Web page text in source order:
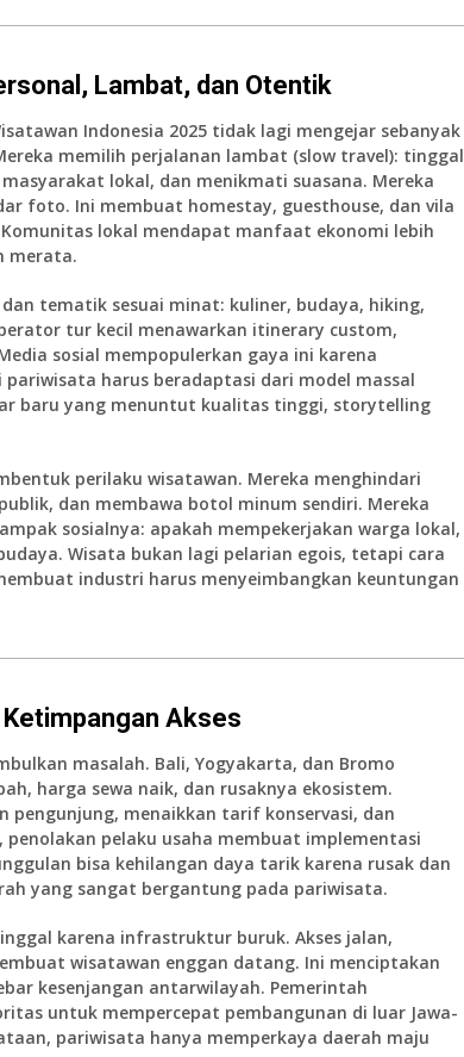
Lambat, dan Otentik
Indonesia 2025 tidak lagi mengejar sebanyak
memilih perjalanan lambat (slow travel): tinggal
lokal, dan menikmati suasana. Mereka
foto. Ini membuat homestay, guesthouse, dan vila
lokal mendapat manfaat ekonomi lebih
merata.
tematik sesuai minat: kuliner, budaya, hiking,
tur kecil menawarkan itinerary custom,
sosial mempopulerkan gaya ini karena
harus beradaptasi dari model massal
baru yang menuntut kualitas tinggi, storytelling
perilaku wisatawan. Mereka menghindari
dan membawa botol minum sendiri. Mereka
sosialnya: apakah mempekerjakan warga lokal,
Wisata bukan lagi pelarian egois, tetapi cara
industri harus menyeimbangkan keuntungan
Akses
masalah. Bali, Yogyakarta, dan Bromo
harga sewa naik, dan rusaknya ekosistem.
menaikkan tarif konservasi, dan
pelaku usaha membuat implementasi
bisa kehilangan daya tarik karena rusak dan
yang sangat bergantung pada pariwisata.
karena infrastruktur buruk. Akses jalan,
wisatawan enggan datang. Ini menciptakan
kesenjangan antarwilayah. Pemerintah
untuk mempercepat pembangunan di luar Jawa-
pariwisata hanya memperkaya daerah maju